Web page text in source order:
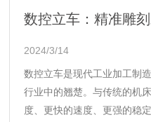
数控立车：精准雕
2024/3/14
数控立车是现代工业加工制
行业中的翘楚。与传统的机
度、更快的速度、更强的稳